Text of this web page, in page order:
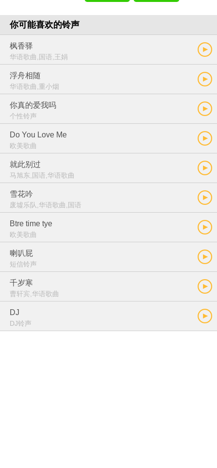
你可能喜欢的铃声
枫香驿
华语歌曲,国语,王娟
浮舟相随
华语歌曲,重小烟
你真的爱我吗
个性铃声
Do You Love Me
欧美歌曲
就此别过
马旭东,国语,华语歌曲
雪花吟
废墟乐队,华语歌曲,国语
Btre time tye
欧美歌曲
喇叭屁
短信铃声
千岁寒
曹轩宾,华语歌曲
DJ
DJ铃声